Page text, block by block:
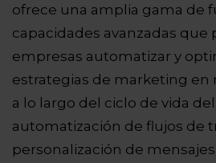
ofrece una amplia gama de
capacidades avanzadas que
empresas automatizar y
estrategias de marketing en
a lo largo del ciclo de vida
automatización de flujos de
personalización de